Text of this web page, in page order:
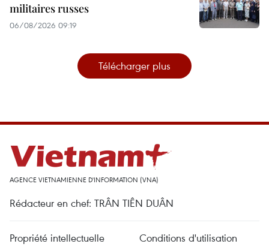
militaires russes
06/08/2026 09:19
Télécharger plus
AGENCE VIETNAMIENNE D'INFORMATION (VNA)
Rédacteur en chef: TRÂN TIÊN DUÂN
Propriété intellectuelle Conditions d'utilisation